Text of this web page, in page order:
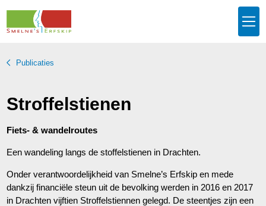
Publicaties
Stroffelstienen
Fiets- & wandelroutes
Een wandeling langs de stoffelstienen in Drachten.
Onder verantwoordelijkheid van Smelne’s Erfskip en mede
dankzij financiële steun uit de bevolking werden in 2016 en 2017
in Drachten vijftien Stroffel­stiennen gelegd. De steentjes zijn een